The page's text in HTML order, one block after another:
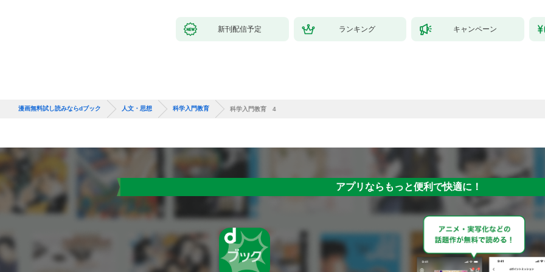
新刊配信予定 ランキング キャンペーン
漫画無料試し読みならdブック 人文・思想 科学入門教育 科学入門教育 4
アプリならもっと便利で快適に！